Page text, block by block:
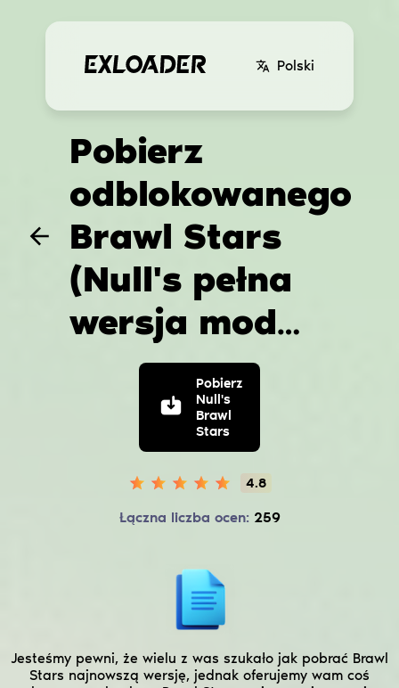
Polski
Pobierz
odblokowanego
Brawl Stars
(Null's pełna
wersja mod
nieskończone
pieniądze)
Pobierz
Null's
Brawl
Stars
4.8
Łączna liczba ocen: 259
Jesteśmy pewni, że wielu z was szukało jak pobrać Brawl
Stars najnowszą wersję, jednak oferujemy wam coś